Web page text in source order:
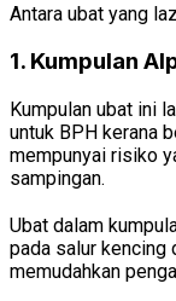
Antara ubat yang
1. Kumpulan
Kumpulan ubat ini
untuk BPH kerana
mempunyai risiko
sampingan.
Ubat dalam
pada salur kencing
memudahkan